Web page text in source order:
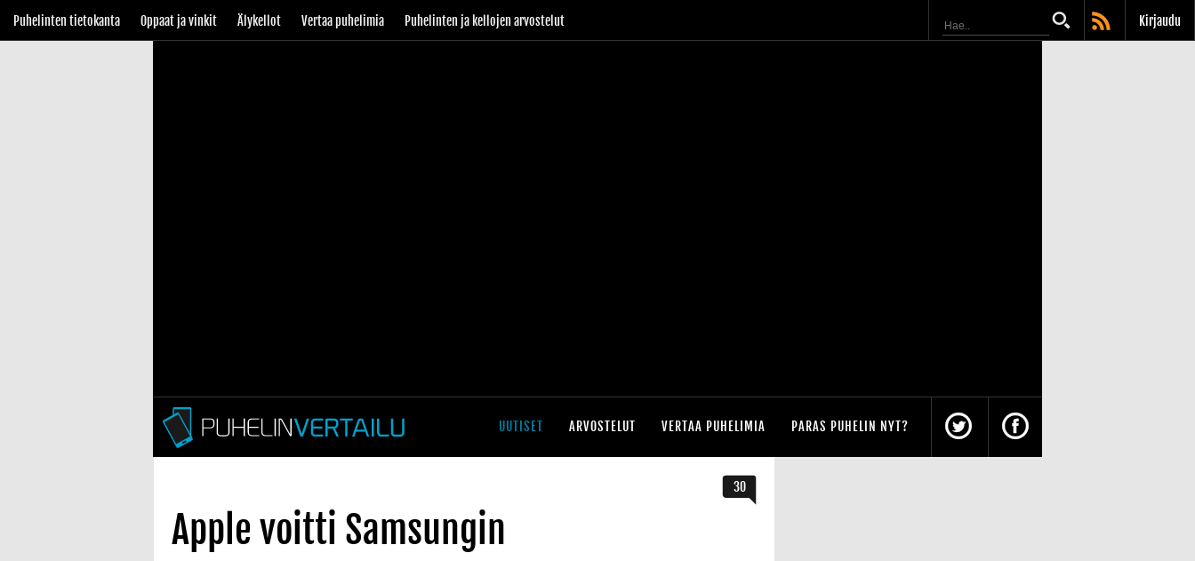
Puhelinten tietokanta Oppaat ja vinkit Älykellot Vertaa puhelimia Puhelinten ja kellojen arvostelut Kirjaudu
UUTISET ARVOSTELUT VERTAA PUHELIMIA PARAS PUHELIN NYT?
Apple voitti Samsungin
30